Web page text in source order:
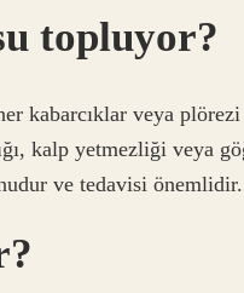
topluyor?
kabarcıklar veya
kalp yetmezliği veya
ve tedavisi önemlidir.